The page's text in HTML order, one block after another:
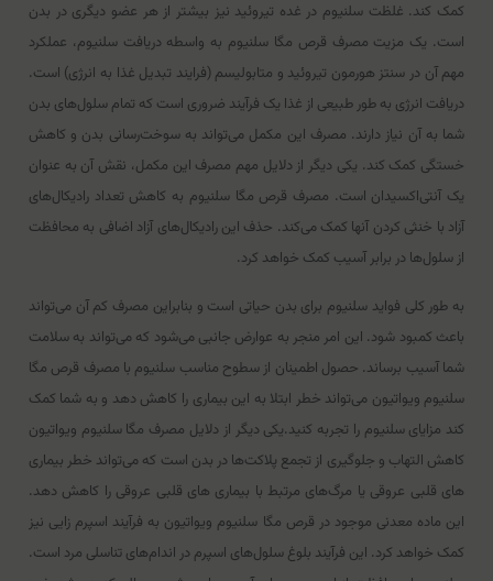
کمک کند. غلظت سلنیوم در غده تیروئید نیز بیشتر از هر عضو دیگری در بدن
است. یک مزیت مصرف قرص مگا سلنیوم به واسطه دریافت سلنیوم، عملکرد
مهم آن در سنتز هورمون تیروئید و متابولیسم (فرایند تبدیل غذا به انرژی) است.
دریافت انرژی به طور طبیعی از غذا یک فرآیند ضروری است که تمام سلول‌های بدن
شما به آن نیاز دارند. مصرف این مکمل می‌تواند به سوخت‌رسانی بدن و کاهش
خستگی کمک کند. یکی دیگر از دلایل مهم مصرف این مکمل، نقش آن به عنوان
یک آنتی‌اکسیدان است. مصرف قرص مگا سلنیوم به کاهش تعداد رادیکال‌های
آزاد با خنثی کردن آنها کمک می‌کند. حذف این رادیکال‌های آزاد اضافی به محافظت
از سلول‌ها در برابر آسیب کمک خواهد کرد.
به طور کلی فواید سلنیوم برای بدن حیاتی است و بنابراین مصرف کم آن می‌تواند
باعث کمبود شود. این امر منجر به عوارض جانبی می‌شود که می‌تواند به سلامت
شما آسیب برساند. حصول اطمینان از سطوح مناسب سلنیوم با مصرف قرص مگا
سلنیوم ویواتیون می‌تواند خطر ابتلا به این بیماری را کاهش دهد و به شما کمک
کند مزایای سلنیوم را تجربه کنید.یکی دیگر از دلایل مصرف مگا سلنیوم ویواتیون
کاهش التهاب و جلوگیری از تجمع پلاکت‌ها در بدن است که می‌تواند خطر بیماری
های قلبی عروقی یا مرگ‌های مرتبط با بیماری های قلبی عروقی را کاهش دهد.
این ماده معدنی موجود در قرص مگا سلنیوم ویواتیون به فرآیند اسپرم زایی نیز
کمک خواهد کرد. این فرآیند بلوغ سلول‌های اسپرم در اندام‌های تناسلی مرد است.